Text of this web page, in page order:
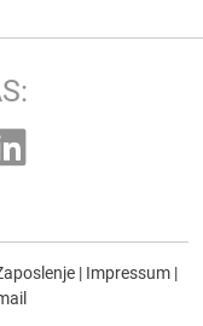
| Impressum |